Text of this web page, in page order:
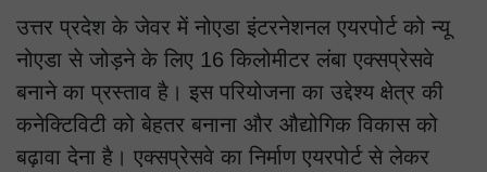
उत्तर प्रदेश के जेवर में नोएडा इंटरनेशनल एयरपोर्ट को न्यू
नोएडा से जोड़ने के लिए 16 किलोमीटर लंबा एक्सप्रेसवे
बनाने का प्रस्ताव है। इस परियोजना का उद्देश्य क्षेत्र की
कनेक्टिविटी को बेहतर बनाना और औद्योगिक विकास को
बढ़ावा देना है। एक्सप्रेसवे का निर्माण एयरपोर्ट से लेकर